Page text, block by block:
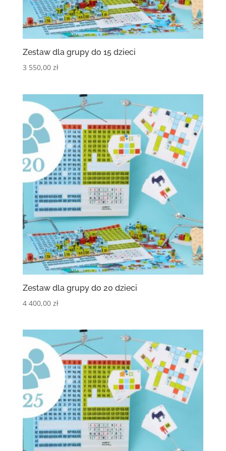
Zestaw dla grupy do 15 dzieci
3 550,00 zł
Zestaw dla grupy do 20 dzieci
4 400,00 zł